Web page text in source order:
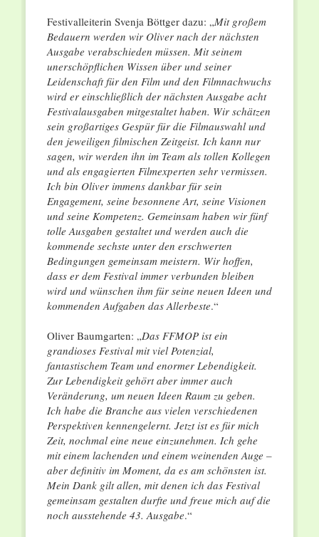
Festivalleiterin Svenja Böttger dazu: „Mit großem
Bedauern werden wir Oliver nach der nächsten
Ausgabe verabschieden müssen. Mit seinem
unerschöpflichen Wissen über und seiner
Leidenschaft für den Film und den Filmnachwuchs
wird er einschließlich der nächsten Ausgabe acht
Festivalausgaben mitgestaltet haben. Wir schätzen
sein großartiges Gespür für die Filmauswahl und
den jeweiligen filmischen Zeitgeist. Ich kann nur
sagen, wir werden ihn im Team als tollen Kollegen
und als engagierten Filmexperten sehr vermissen.
Ich bin Oliver immens dankbar für sein
Engagement, seine besonnene Art, seine Visionen
und seine Kompetenz. Gemeinsam haben wir fünf
tolle Ausgaben gestaltet und werden auch die
kommende sechste unter den erschwerten
Bedingungen gemeinsam meistern. Wir hoffen,
dass er dem Festival immer verbunden bleiben
wird und wünschen ihm für seine neuen Ideen und
kommenden Aufgaben das Allerbeste.“
Oliver Baumgarten: „Das FFMOP ist ein
grandioses Festival mit viel Potenzial,
fantastischem Team und enormer Lebendigkeit.
Zur Lebendigkeit gehört aber immer auch
Veränderung, um neuen Ideen Raum zu geben.
Ich habe die Branche aus vielen verschiedenen
Perspektiven kennengelernt. Jetzt ist es für mich
Zeit, nochmal eine neue einzunehmen. Ich gehe
mit einem lachenden und einem weinenden Auge –
aber definitiv im Moment, da es am schönsten ist.
Mein Dank gilt allen, mit denen ich das Festival
gemeinsam gestalten durfte und freue mich auf die
noch ausstehende 43. Ausgabe.“